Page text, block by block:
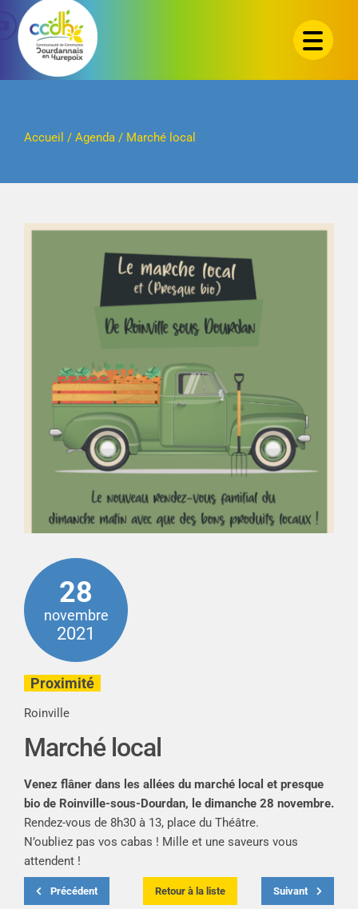
Passer
contenu
Accueil / Agenda/ Marché local
28
novembre
2021
Proximité
Roinville
Marché local
Venez flâner dans les allées du marché local et presque
bio de Roinville-sous-Dourdan, le dimanche 28 novembre.
Rendez-vous de 8h30 à 13, place du Théâtre.
N’oubliez pas vos cabas ! Mille et une saveurs vous
attendent !
Précédent Retour à la liste Suivant